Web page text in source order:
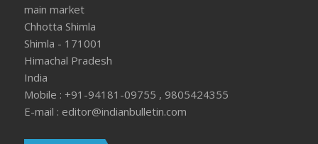
main market
Chhotta Shimla
Shimla - 171001
Himachal Pradesh
India
Mobile : +91-94181-09755 , 9805424355
E-mail : editor@indianbulletin.com